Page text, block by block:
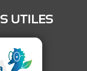
UTILES
publics